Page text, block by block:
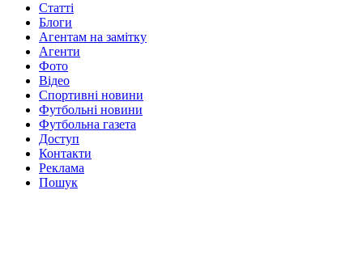
Статті
Блоги
Агентам на замітку
Агенти
Фото
Відео
Спортивні новини
Футбольні новини
Футбольна газета
Доступ
Контакти
Реклама
Пошук